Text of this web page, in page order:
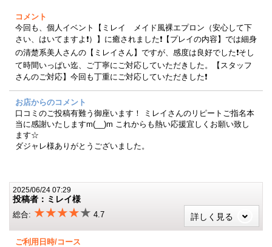
コメント
今回も、個人イベント【ミレイ メイド風裸エプロン（安心して下
さい、はいてますよ❗）】に癒されました❗【プレイの内容】では細身
の清楚系美人さんの【ミレイさん】ですが、感度は良好でした❗そし
て時間いっぱい迄、ご丁寧にご対応していただきした。【スタッフ
さんのご対応】今回も丁重にご対応していただきした❗
お店からのコメント
口コミのご投稿有難う御座います！ ミレイさんのリピートご指名本
当に感謝いたしますm(__)m これからも熱い応援宜しくお願い致し
ます☆
ダジャレ様ありがとうございました。
2025/06/24 07:29
投稿者：ミレイ様
総合: ★★★★★ 4.7 詳しく見る
ご利用日時/コース